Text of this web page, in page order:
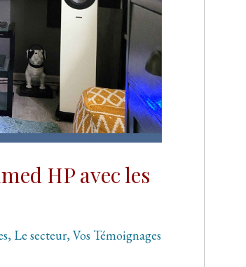
HP avec les
, Le secteur, Vos Témoignages